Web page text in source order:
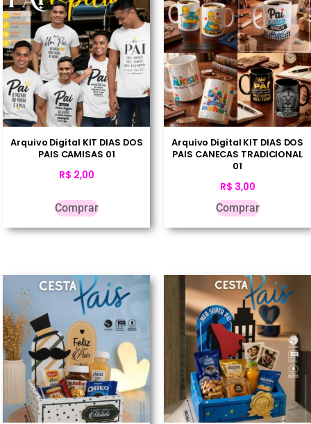
Arquivo Digital KIT DIAS DOS
PAIS CAMISAS 01
R$ 2,00
Comprar
Arquivo Digital KIT DIAS DOS
PAIS CANECAS TRADICIONAL
01
R$ 3,00
Comprar